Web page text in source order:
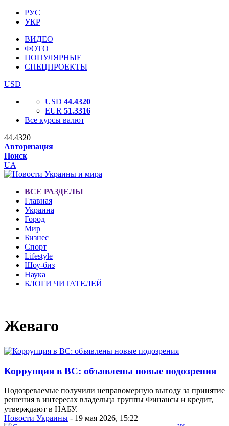
РУС
УКР
ВИДЕО
ФОТО
ПОПУЛЯРНЫЕ
СПЕЦПРОЕКТЫ
USD
USD 44.4320
EUR 51.3316
Все курсы валют
44.4320
Авторизация
Поиск
UA
ВСЕ РАЗДЕЛЫ
Главная
Украина
Город
Мир
Бизнес
Спорт
Lifestyle
Шоу-биз
Наука
БЛОГИ ЧИТАТЕЛЕЙ
Жеваго
Коррупция в ВС: объявлены новые подозрения
Подозреваемые получили неправомерную выгоду за принятие
решения в интересах владельца группы Финансы и кредит,
утверждают в НАБУ.
Новости Украины - 19 мая 2026, 15:22